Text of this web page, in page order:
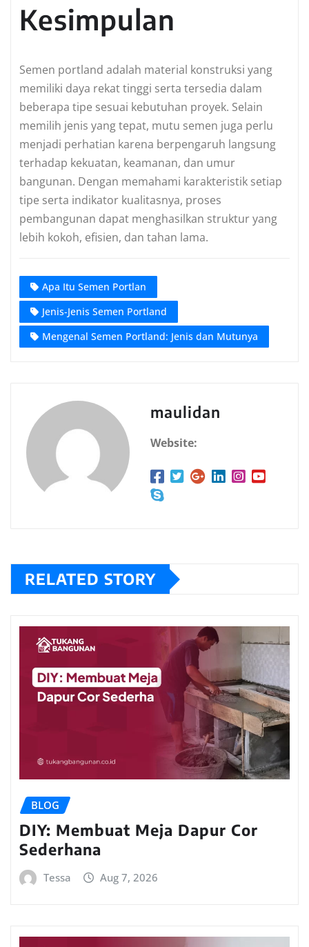
Kesimpulan
Semen portland adalah material konstruksi yang
memiliki daya rekat tinggi serta tersedia dalam
beberapa tipe sesuai kebutuhan proyek. Selain
memilih jenis yang tepat, mutu semen juga perlu
menjadi perhatian karena berpengaruh langsung
terhadap kekuatan, keamanan, dan umur
bangunan. Dengan memahami karakteristik setiap
tipe serta indikator kualitasnya, proses
pembangunan dapat menghasilkan struktur yang
lebih kokoh, efisien, dan tahan lama.
Apa Itu Semen Portlan
Jenis-Jenis Semen Portland
Mengenal Semen Portland: Jenis dan Mutunya
maulidan
Website:
RELATED STORY
BLOG
DIY: Membuat Meja Dapur Cor
Sederhana
Tessa Aug 7, 2026